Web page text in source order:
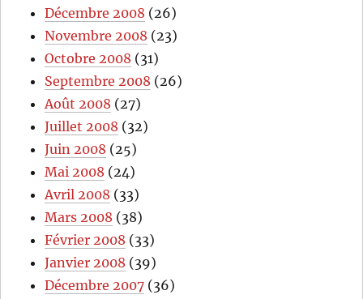
Décembre 2008 (26)
Novembre 2008 (23)
Octobre 2008 (31)
Septembre 2008 (26)
Août 2008 (27)
Juillet 2008 (32)
Juin 2008 (25)
Mai 2008 (24)
Avril 2008 (33)
Mars 2008 (38)
Février 2008 (33)
Janvier 2008 (39)
Décembre 2007 (36)